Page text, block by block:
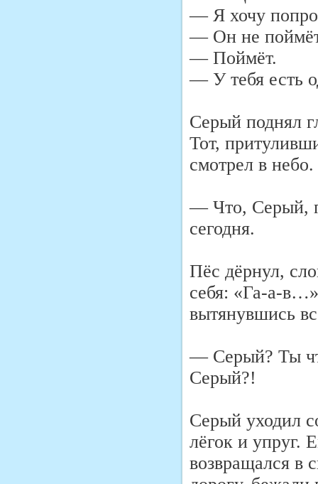
— Я хочу
— Он не
— Поймёт.
— У тебя есть
Серый поднял
Тот,
смотрел в
— Что, Серый,
сегодня.
Пёс дёрнул,
себя: «Га-а-
вытянувшись
— Серый? Ты
Серый?!
Серый уходил
лёгок и упруг.
возвращался в